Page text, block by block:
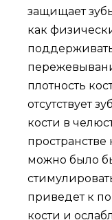
защищает
как
плотность
отсутствует
кости в
пространстве
можно было
приведет к
кости и